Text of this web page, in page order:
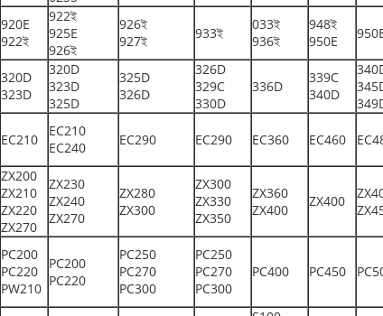
920E
922ই
922ই
925E
926ই
926ই
927ই
933ই
033ই
936ই
948ই
950E
320D
323D
320D
323D
325D
325D
326D
326D
329C
330D
336D
339C
340D
EC210
EC210
EC240
EC290 EC290 EC360 EC460
ZX200
ZX210
ZX220
ZX270
ZX230
ZX240
ZX270
ZX280
ZX300
ZX300
ZX330
ZX350
ZX360
ZX400
ZX400
PC200
PC220
PW210
PC200
PC220
PC250
PC270
PC300
PC250
PC270
PC300
PC400 PC450